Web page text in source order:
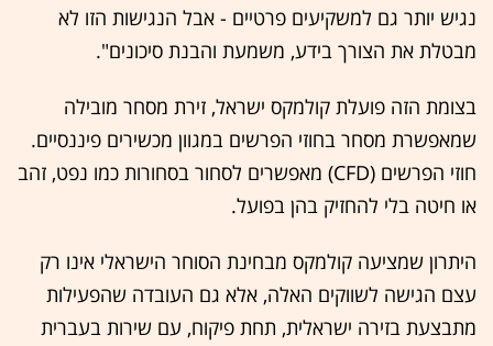
נגיש יותר גם למשקיעים פרטיים - אבל הנגישות הזו לא
מבטלת את הצורך בידע, משמעת והבנת סיכונים".
בצומת הזה פועלת קולמקס ישראל, זירת מסחר מובילה
שמאפשרת מסחר בחוזי הפרשים במגוון מכשירים פיננסיים.
חוזי הפרשים (CFD) מאפשרים לסחור בסחורות כמו נפט, זהב
או חיטה בלי להחזיק בהן בפועל.
היתרון שמציעה קולמקס מבחינת הסוחר הישראלי אינו רק
עצם הגישה לשווקים האלה, אלא גם העובדה שהפעילות
מתבצעת בזירה ישראלית, תחת פיקוח, עם שירות בעברית